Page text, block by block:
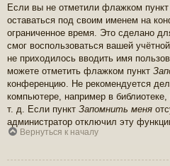
Если вы не отметили флажком пункт
оставаться под своим именем на
ограниченное время. Это сделано
смог воспользоваться вашей
не приходилось вводить имя
можете отметить флажком пункт
конференцию. Не рекомендуется
компьютере, например в
т. д. Если пункт Запомнить меня
администратор отключил эту
Вернуться к началу